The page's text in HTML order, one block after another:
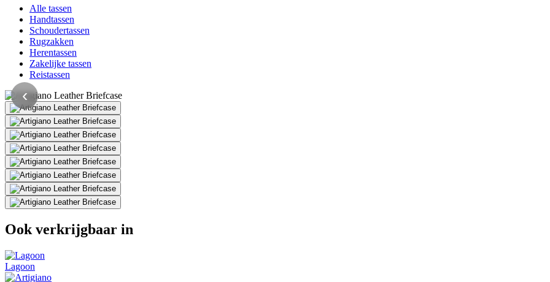
Alle tassen
Handtassen
Schoudertassen
Rugzakken
Herentassen
Zakelijke tassen
Reistassen
‹
Ook verkrijgbaar in
Lagoon